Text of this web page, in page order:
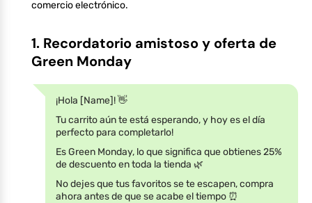
comercio electrónico.
1. Recordatorio amistoso y oferta de
Green Monday
¡Hola [Name]! 👋
Tu carrito aún te está esperando, y hoy es el día
perfecto para completarlo!
Es Green Monday, lo que significa que obtienes 25%
de descuento en toda la tienda 🌿
No dejes que tus favoritos se te escapen, compra
ahora antes de que se acabe el tiempo ⏰